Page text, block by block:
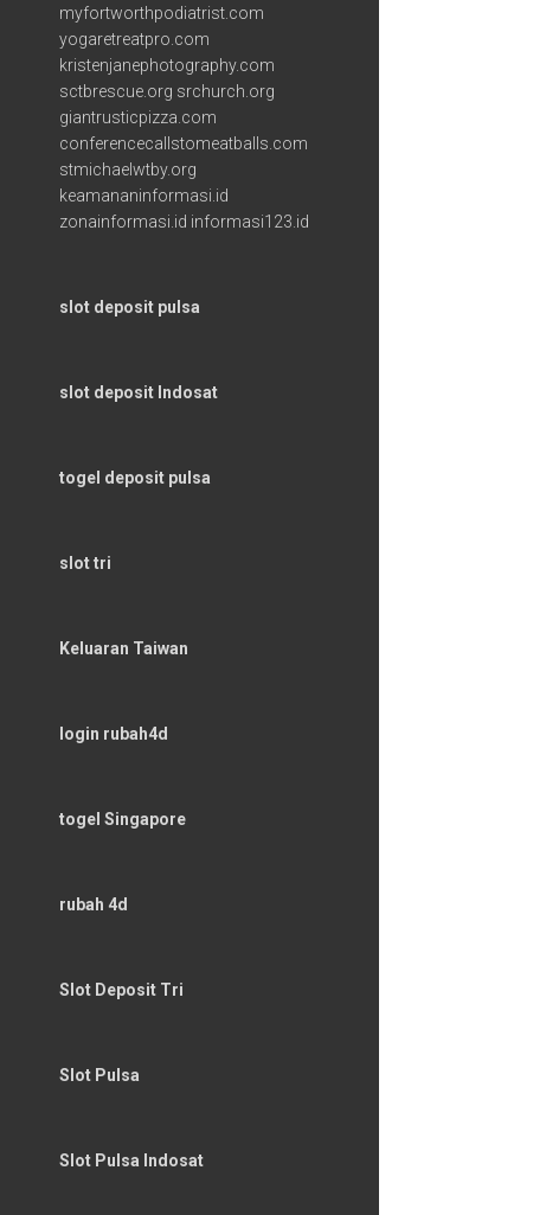
myfortworthpodiatrist.com
yogaretreatpro.com
kristenjanephotography.com
sctbrescue.org srchurch.org
giantrusticpizza.com
conferencecallstomeatballs.com
stmichaelwtby.org
keamananinformasi.id
zonainformasi.id informasi123.id
slot deposit pulsa
slot deposit Indosat
togel deposit pulsa
slot tri
Keluaran Taiwan
login rubah4d
togel Singapore
rubah 4d
Slot Deposit Tri
Slot Pulsa
Slot Pulsa Indosat